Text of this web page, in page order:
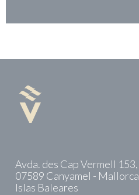
Avda. des Cap Vermell 153,
07589 Canyamel - Mallorca
Islas Baleares